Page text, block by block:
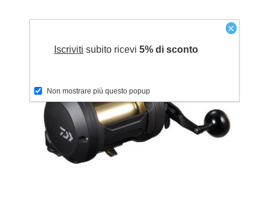
×
Iscriviti subito ricevi 5% di sconto
Non mostrare più questo popup